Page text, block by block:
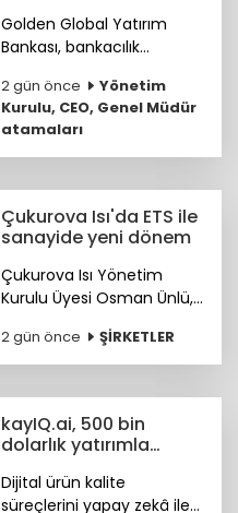
Golden Global Yatırım
Bankası, bankacılık
deneyime sahip Mustafa
Selcen’i Yönetim Kurulu
Üyesi olarak atadı.
2 gün önce
Yönetim
Kurulu, CEO, Genel Müdür
atamaları
Çukurova Isı'da ETS ile
sanayide yeni dönem
Çukurova Isı Yönetim
Kurulu Üyesi Osman Ünlü,
ETS'nin sanayinin
uluslararası pazarlardaki
belirtti.
2 gün önce ŞİRKETLER
kayIQ.ai, 500 bin
dolarlık yatırımla
Dijital ürün kalite
süreçlerini yapay zekâ ile